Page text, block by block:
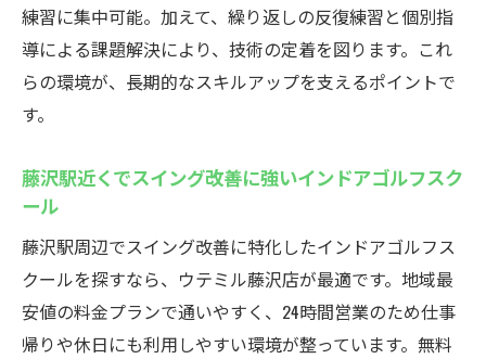
練習に集中可能。加えて、繰り返しの反復練習と個別指
導による課題解決により、技術の定着を図ります。これ
らの環境が、長期的なスキルアップを支えるポイントで
す。
藤沢駅近くでスイング改善に強いインドアゴルフスク
ール
藤沢駅周辺でスイング改善に特化したインドアゴルフス
クールを探すなら、ウテミル藤沢店が最適です。地域最
安値の料金プランで通いやすく、24時間営業のため仕事
帰りや休日にも利用しやすい環境が整っています。無料